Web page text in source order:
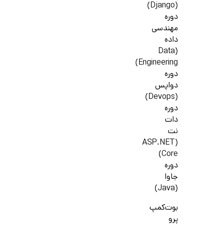
(Django)
دوره
مهندسی
داده
(Data
Engineering)
دوره
دواپس
(Devops)
دوره
دات
نت
(ASP.NET
Core)
دوره
جاوا
(Java)
بوت‌کمپ
پرو